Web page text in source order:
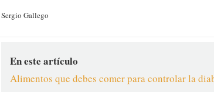
Sergio Gallego
En este artículo
Alimentos que debes comer para controlar la